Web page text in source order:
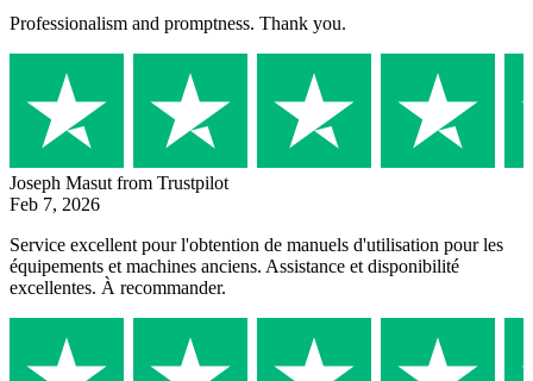
Professionalism and promptness. Thank you.
Joseph Masut from Trustpilot
Feb 7, 2026
Service excellent pour l'obtention de manuels d'utilisation pour les
équipements et machines anciens. Assistance et disponibilité
excellentes. À recommander.